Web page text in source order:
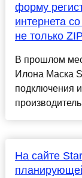
форму
интернета
не только
В прошлом
Илона Маска
подключения
На сайте